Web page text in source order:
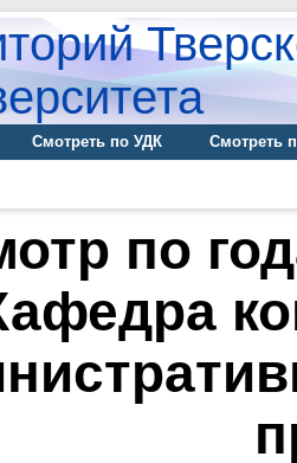
Смотреть по УДК
Смотреть
по